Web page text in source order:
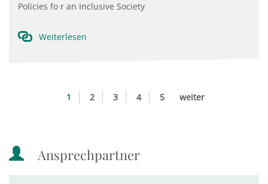
Policies fo r an Inclusive Society
Weiterlesen
1 2 3 4 5 weiter
Ansprechpartner